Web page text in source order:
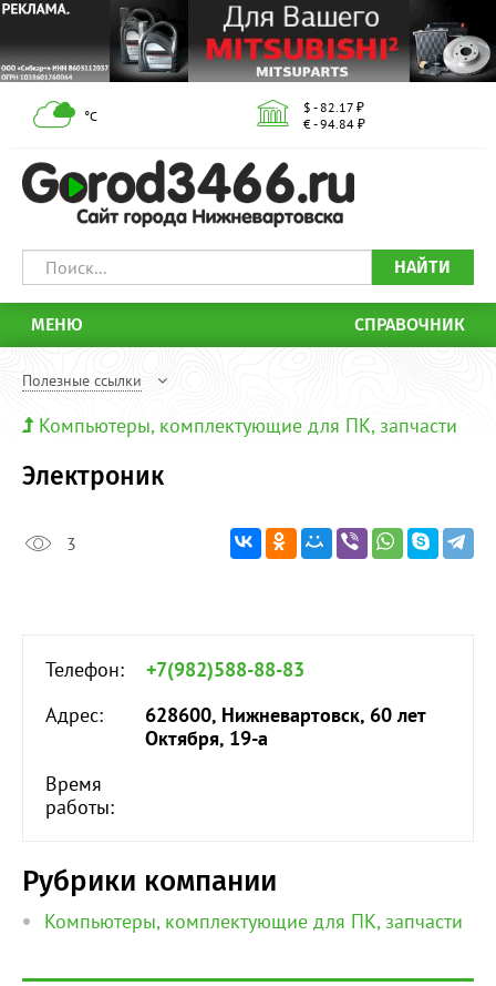
°С
$ - 82.17 ₽
€ - 94.84 ₽
НАЙТИ
МЕНЮ СПРАВОЧНИК
Полезные ссылки
Компьютеры, комплектующие для ПК, запчасти
Электроник
3
Телефон:
+7(982)588-88-83
Адрес:
628600, Нижневартовск, 60 лет
Октября, 19-а
Время
работы:
Рубрики компании
Компьютеры, комплектующие для ПК, запчасти